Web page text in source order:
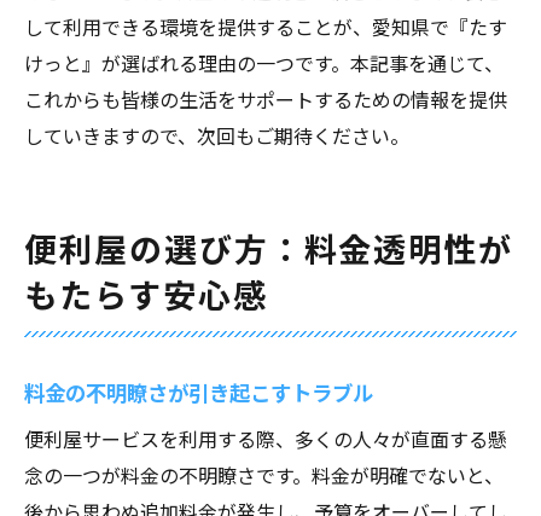
して利用できる環境を提供することが、愛知県で『たす
けっと』が選ばれる理由の一つです。本記事を通じて、
これからも皆様の生活をサポートするための情報を提供
していきますので、次回もご期待ください。
便利屋の選び方：料金透明性が
もたらす安心感
料金の不明瞭さが引き起こすトラブル
便利屋サービスを利用する際、多くの人々が直面する懸
念の一つが料金の不明瞭さです。料金が明確でないと、